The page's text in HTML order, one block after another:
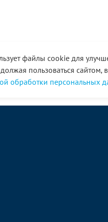
файлы cookie для
пользоваться сайтом,
обработки персональных